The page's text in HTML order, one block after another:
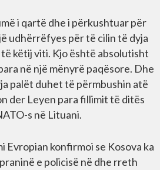
i qartë dhe i përkushtuar për
udhërrëfyes për të cilin të dyja
këtij viti. Kjo është absolutisht
në një mënyrë paqësore. Dhe
palët duhet të përmbushin atë
der Leyen para fillimit të ditës
s në Lituani.
Evropian konfirmoi se Kosova ka
e policisë në dhe rreth